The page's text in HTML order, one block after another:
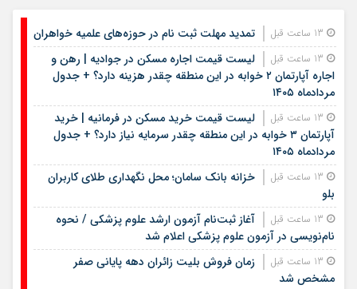
تمدید مهلت ثبت نام در حوزه‌های علمیه خواهران
لیست قیمت اجاره مسکن در جوادیه | رهن و
اجاره آپارتمان ۲ خوابه در این منطقه چقدر هزینه دارد؟ + جدول
مردادماه ۱۴۰۵
لیست قیمت خرید مسکن در فرمانیه | خرید
آپارتمان ۳ خوابه در این منطقه چقدر سرمایه نیاز دارد؟ + جدول
مردادماه ۱۴۰۵
خزانه بانک سامان؛ محل نگهداری طلای کاربران
بلو
آغاز ثبت‌نام آزمون ارشد علوم پزشکی / نحوه
نام‌نویسی در آزمون علوم پزشکی اعلام شد
زمان فروش بلیت زائران دهه پایانی صفر
مشخص شد